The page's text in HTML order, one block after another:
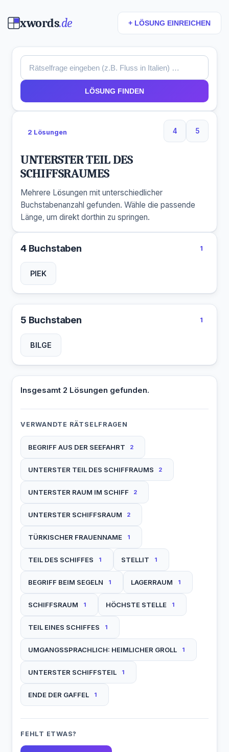
xwords.de + LÖSUNG EINREICHEN
LÖSUNG FINDEN
2 Lösungen 4
4 Buchstaben
5
5
UNTERSTER TEIL DES
SCHIFFSRAUMES
Mehrere Lösungen mit unterschiedlicher
Buchstabenanzahl gefunden. Wähle die passende
Länge, um direkt dorthin zu springen.
4 Buchstaben 1
PIEK
5 Buchstaben 1
BILGE
Insgesamt 2 Lösungen gefunden.
VERWANDTE RÄTSELFRAGEN
BEGRIFF AUS DER SEEFAHRT 2
UNTERSTER TEIL DES SCHIFFRAUMS 2
UNTERSTER RAUM IM SCHIFF 2
UNTERSTER SCHIFFSRAUM 2
TÜRKISCHER FRAUENNAME 1
TEIL DES SCHIFFES 1 STELLIT 1
BEGRIFF BEIM SEGELN 1 LAGERRAUM 1
SCHIFFSRAUM 1 HÖCHSTE STELLE 1
TEIL EINES SCHIFFES 1
UMGANGSSPRACHLICH: HEIMLICHER GROLL 1
UNTERSTER SCHIFFSTEIL 1
ENDE DER GAFFEL 1
FEHLT ETWAS?